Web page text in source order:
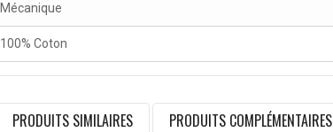
Mécanique
100% Coton
PRODUITS SIMILAIRES PRODUITS COMPLÉMENTAIRES